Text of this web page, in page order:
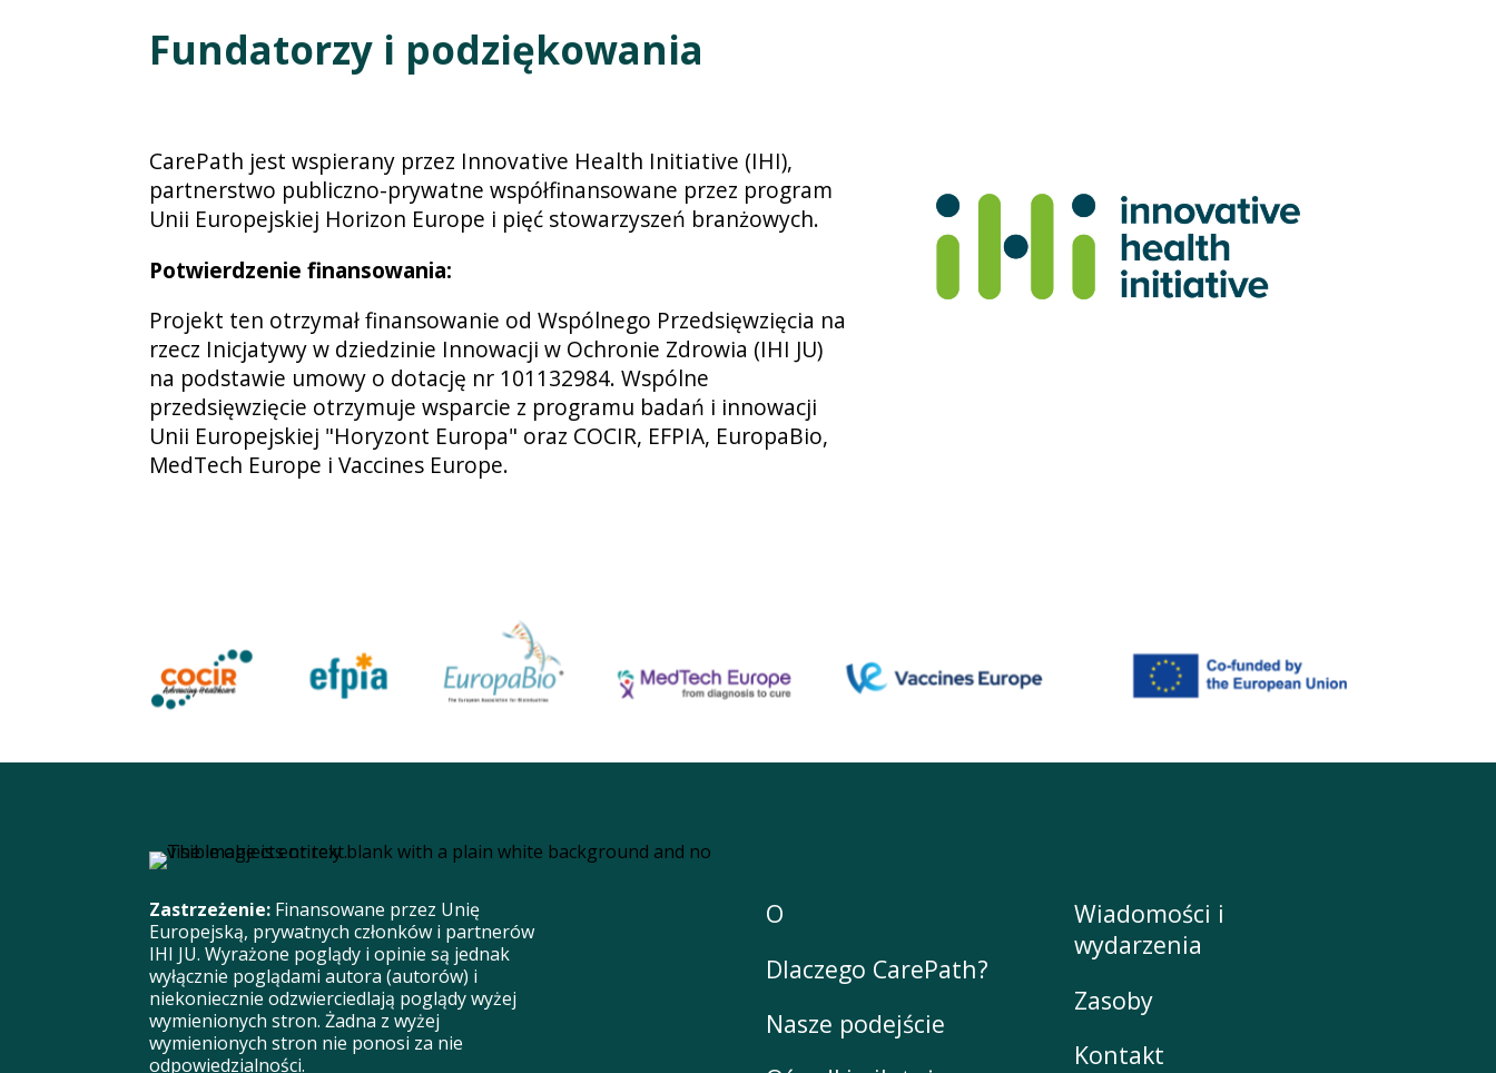
Fundatorzy i podziękowania
CarePath jest wspierany przez Innovative Health Initiative (IHI),
partnerstwo publiczno-prywatne współfinansowane przez program
Unii Europejskiej Horizon Europe i pięć stowarzyszeń branżowych.
Potwierdzenie finansowania:
Projekt ten otrzymał finansowanie od Wspólnego Przedsięwzięcia na
rzecz Inicjatywy w dziedzinie Innowacji w Ochronie Zdrowia (IHI JU)
na podstawie umowy o dotację nr 101132984. Wspólne
przedsięwzięcie otrzymuje wsparcie z programu badań i innowacji
Unii Europejskiej "Horyzont Europa" oraz COCIR, EFPIA, EuropaBio,
MedTech Europe i Vaccines Europe.
Zastrzeżenie: Finansowane przez Unię
Europejską, prywatnych członków i partnerów
IHI JU. Wyrażone poglądy i opinie są jednak
wyłącznie poglądami autora (autorów) i
niekoniecznie odzwierciedlają poglądy wyżej
wymienionych stron. Żadna z wyżej
wymienionych stron nie ponosi za nie
odpowiedzialności.
O
Dlaczego CarePath?
Nasze podejście
Wiadomości i
wydarzenia
Zasoby
Kontakt